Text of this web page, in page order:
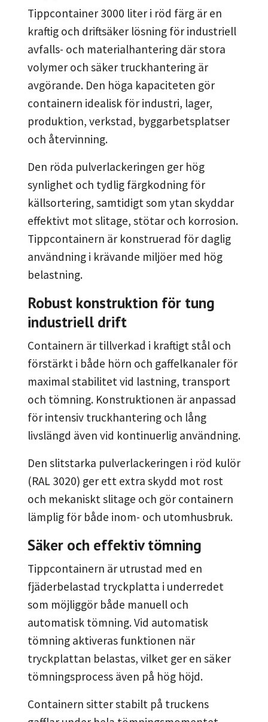
Tippcontainer 3000 liter i röd färg är en
kraftig och driftsäker lösning för industriell
avfalls- och materialhantering där stora
volymer och säker truckhantering är
avgörande. Den höga kapaciteten gör
containern idealisk för industri, lager,
produktion, verkstad, byggarbetsplatser
och återvinning.
Den röda pulverlackeringen ger hög
synlighet och tydlig färgkodning för
källsortering, samtidigt som ytan skyddar
effektivt mot slitage, stötar och korrosion.
Tippcontainern är konstruerad för daglig
användning i krävande miljöer med hög
belastning.
Robust konstruktion för tung
industriell drift
Containern är tillverkad i kraftigt stål och
förstärkt i både hörn och gaffelkanaler för
maximal stabilitet vid lastning, transport
och tömning. Konstruktionen är anpassad
för intensiv truckhantering och lång
livslängd även vid kontinuerlig användning.
Den slitstarka pulverlackeringen i röd kulör
(RAL 3020) ger ett extra skydd mot rost
och mekaniskt slitage och gör containern
lämplig för både inom- och utomhusbruk.
Säker och effektiv tömning
Tippcontainern är utrustad med en
fjäderbelastad tryckplatta i underredet
som möjliggör både manuell och
automatisk tömning. Vid automatisk
tömning aktiveras funktionen när
tryckplattan belastas, vilket ger en säker
tömningsprocess även på hög höjd.
Containern sitter stabilt på truckens